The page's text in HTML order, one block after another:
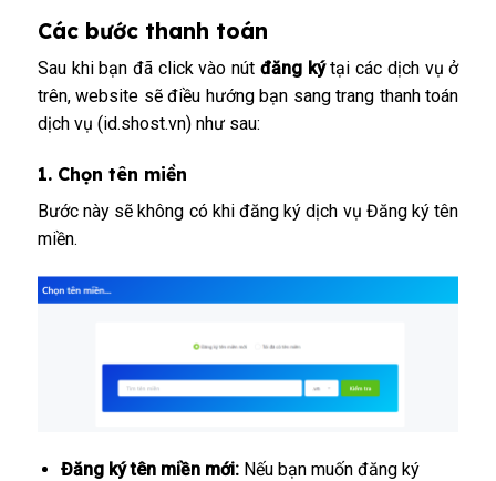
Các bước thanh toán
Sau khi bạn đã click vào nút đăng kýtại các dịch vụ ở
trên, website sẽ điều hướng bạn sang trang thanh toán
dịch vụ (id.shost.vn) như sau:
1. Chọn tên miền
Bước này sẽ không có khi đăng ký dịch vụ Đăng ký tên
miền.
Đăng ký tên miền mới:Nếu bạn muốn đăng ký